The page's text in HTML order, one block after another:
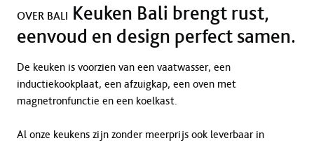
OVER BALI Keuken Bali brengt rust,
eenvoud en design perfect samen.
De keuken is voorzien van een vaatwasser, een
inductiekookplaat, een afzuigkap, een oven met
magnetronfunctie en een koelkast.
Al onze keukens zijn zonder meerprijs ook leverbaar in